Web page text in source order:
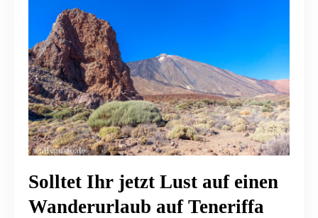
Solltet Ihr jetzt Lust auf einen
Wanderurlaub auf Teneriffa